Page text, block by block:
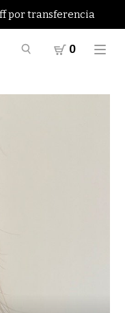
por transferencia
0